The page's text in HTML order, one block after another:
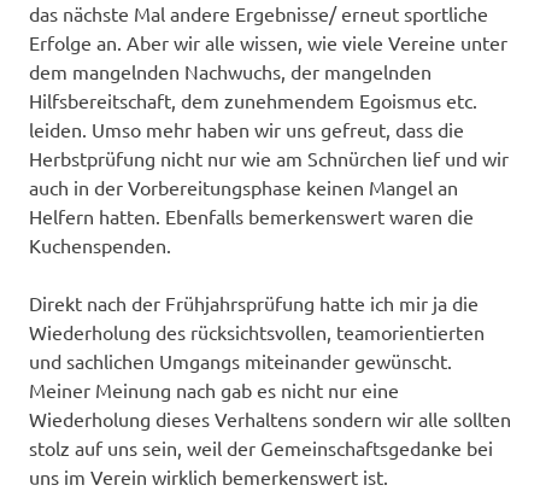
das nächste Mal andere Ergebnisse/ erneut sportliche
Erfolge an. Aber wir alle wissen, wie viele Vereine unter
dem mangelnden Nachwuchs, der mangelnden
Hilfsbereitschaft, dem zunehmendem Egoismus etc.
leiden. Umso mehr haben wir uns gefreut, dass die
Herbstprüfung nicht nur wie am Schnürchen lief und wir
auch in der Vorbereitungsphase keinen Mangel an
Helfern hatten. Ebenfalls bemerkenswert waren die
Kuchenspenden.
Direkt nach der Frühjahrsprüfung hatte ich mir ja die
Wiederholung des rücksichtsvollen, teamorientierten
und sachlichen Umgangs miteinander gewünscht.
Meiner Meinung nach gab es nicht nur eine
Wiederholung dieses Verhaltens sondern wir alle sollten
stolz auf uns sein, weil der Gemeinschaftsgedanke bei
uns im Verein wirklich bemerkenswert ist.